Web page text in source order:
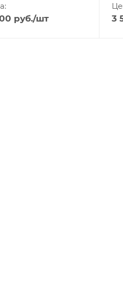
руб./шт 3